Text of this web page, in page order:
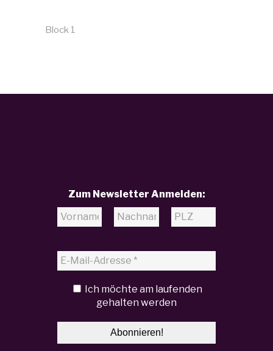
Block 1
Zum Newsletter Anmelden:
Ich möchte am laufenden
gehalten werden